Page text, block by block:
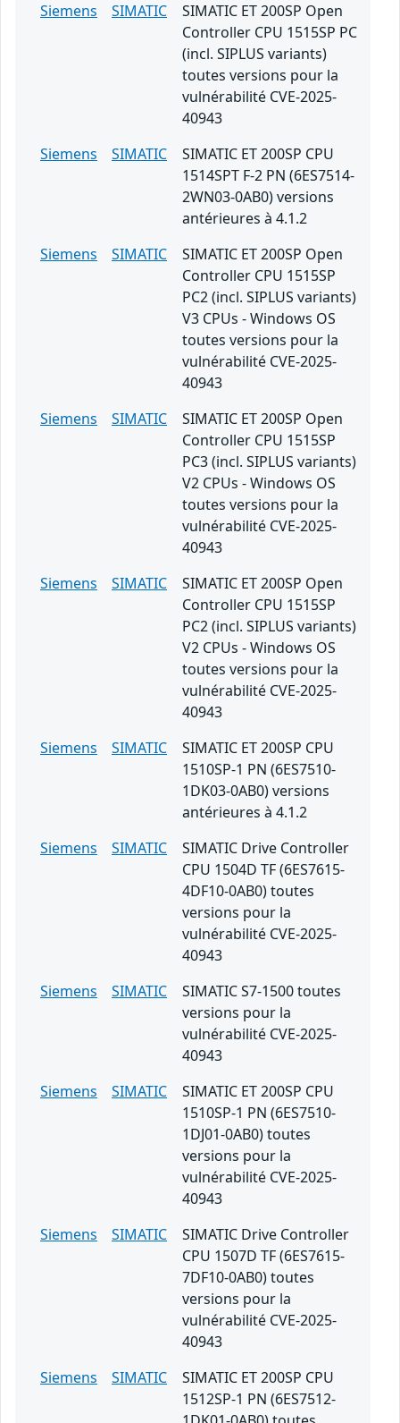
Siemens
SIMATIC
SIMATIC ET 200SP Open
Controller CPU 1515SP PC
(incl. SIPLUS variants)
toutes versions pour la
vulnérabilité CVE-2025-
40943
Siemens
SIMATIC
SIMATIC ET 200SP CPU
1514SPT F-2 PN (6ES7514-
2WN03-0AB0) versions
antérieures à 4.1.2
Siemens
SIMATIC
SIMATIC ET 200SP Open
Controller CPU 1515SP
PC2 (incl. SIPLUS variants)
V3 CPUs - Windows OS
toutes versions pour la
vulnérabilité CVE-2025-
40943
Siemens
SIMATIC
SIMATIC ET 200SP Open
Controller CPU 1515SP
PC3 (incl. SIPLUS variants)
V2 CPUs - Windows OS
toutes versions pour la
vulnérabilité CVE-2025-
40943
Siemens
SIMATIC
SIMATIC ET 200SP Open
Controller CPU 1515SP
PC2 (incl. SIPLUS variants)
V2 CPUs - Windows OS
toutes versions pour la
vulnérabilité CVE-2025-
40943
Siemens
SIMATIC
SIMATIC ET 200SP CPU
1510SP-1 PN (6ES7510-
1DK03-0AB0) versions
antérieures à 4.1.2
Siemens
SIMATIC
SIMATIC Drive Controller
CPU 1504D TF (6ES7615-
4DF10-0AB0) toutes
versions pour la
vulnérabilité CVE-2025-
40943
Siemens
SIMATIC
SIMATIC S7-1500 toutes
versions pour la
vulnérabilité CVE-2025-
40943
Siemens
SIMATIC
SIMATIC ET 200SP CPU
1510SP-1 PN (6ES7510-
1DJ01-0AB0) toutes
versions pour la
vulnérabilité CVE-2025-
40943
Siemens
SIMATIC
SIMATIC Drive Controller
CPU 1507D TF (6ES7615-
7DF10-0AB0) toutes
versions pour la
vulnérabilité CVE-2025-
40943
Siemens
SIMATIC
SIMATIC ET 200SP CPU
1512SP-1 PN (6ES7512-